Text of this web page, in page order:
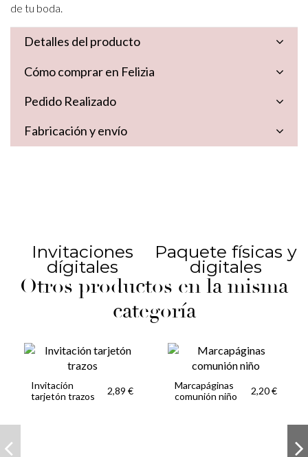
de tu boda.
Detalles del producto
Cómo comprar en Felizia
Pedido Realizado
Fabricación y envío
Invitaciones
dígitales
Paquete físicas y
digitales
Otros productos en la misma
categoría
Invitación
tarjetón trazos
2,89 €
Marcapáginas
comunión niño
2,20 €